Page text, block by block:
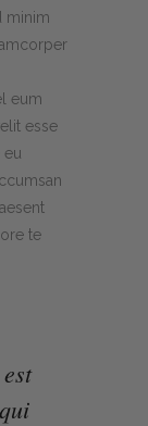
minim
eum
esse
te